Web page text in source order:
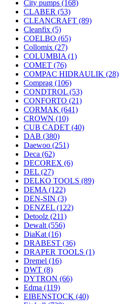
City pumps (168)
CLABER (53)
CLEANCRAFT (89)
Cleanfix (5)
COELBO (65)
Collomix (27)
COLUMBIA (1)
COMET (76)
COMPAC HIDRAULIK (28)
Comprag (106)
CONDTROL (53)
CONFORTO (21)
CORMAK (641)
CROWN (10)
CUB CADET (40)
DAB (380)
Daewoo (251)
Deca (62)
DECOREX (6)
DEL (27)
DELKO TOOLS (89)
DEMA (122)
DEN-SIN (3)
DENZEL (122)
Detoolz (211)
Dewalt (556)
DiaKat (16)
DRABEST (36)
DRAPER TOOLS (1)
Dremel (16)
DWT (8)
DYTRON (66)
Edma (119)
EIBENSTOCK (40)